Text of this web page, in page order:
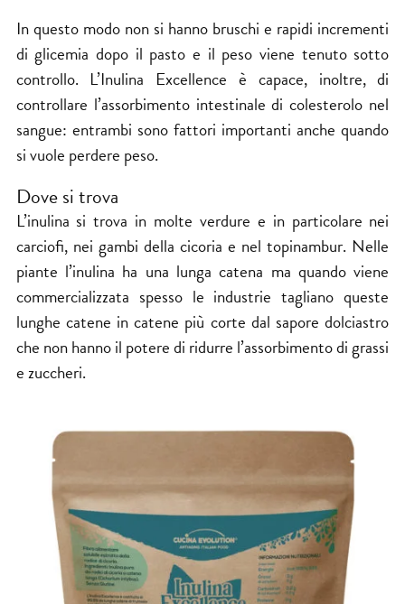
In questo modo non si hanno bruschi e rapidi incrementi
di glicemia dopo il pasto e il peso viene tenuto sotto
controllo. L’Inulina Excellence è capace, inoltre, di
controllare l’assorbimento intestinale di colesterolo nel
sangue: entrambi sono fattori importanti anche quando
si vuole perdere peso.
Dove si trova
L’inulina si trova in molte verdure e in particolare nei
carciofi, nei gambi della cicoria e nel topinambur. Nelle
piante l’inulina ha una lunga catena ma quando viene
commercializzata spesso le industrie tagliano queste
lunghe catene in catene più corte dal sapore dolciastro
che non hanno il potere di ridurre l’assorbimento di grassi
e zuccheri.